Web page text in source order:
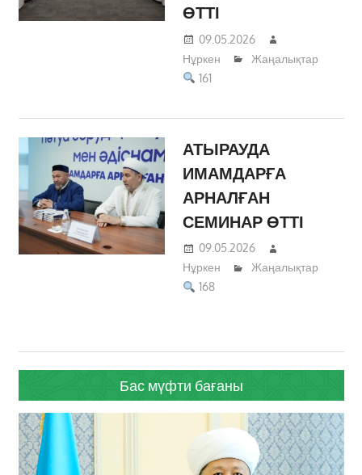
ӨТТІ
09.05.2026
Нұркен
Жаңалықтар
161
АТЫРАУДА
ИМАМДАРҒА
АРНАЛҒАН
СЕМИНАР ӨТТІ
09.05.2026
Нұркен
Жаңалықтар
168
Бас мүфти бағаны